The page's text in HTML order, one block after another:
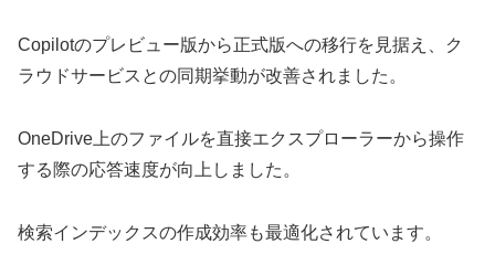
Copilotのプレビュー版から正式版への移行を見据え、ク
ラウドサービスとの同期挙動が改善されました。
OneDrive上のファイルを直接エクスプローラーから操作
する際の応答速度が向上しました。
検索インデックスの作成効率も最適化されています。